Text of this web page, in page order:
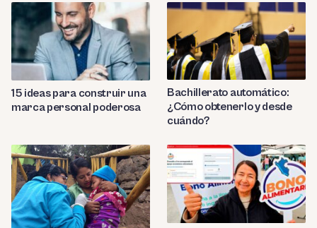
15 ideas para construir una
marca personal poderosa
Bachillerato automático:
¿Cómo obtenerlo y desde
cuándo?